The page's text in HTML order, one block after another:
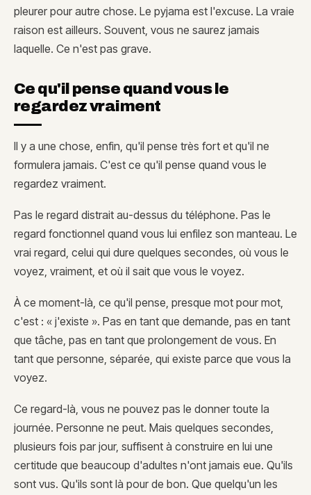
pleurer pour autre chose. Le pyjama est l'excuse. La vraie
raison est ailleurs. Souvent, vous ne saurez jamais
laquelle. Ce n'est pas grave.
Ce qu'il pense quand vous le
regardez vraiment
Il y a une chose, enfin, qu'il pense très fort et qu'il ne
formulera jamais. C'est ce qu'il pense quand vous le
regardez vraiment.
Pas le regard distrait au-dessus du téléphone. Pas le
regard fonctionnel quand vous lui enfilez son manteau. Le
vrai regard, celui qui dure quelques secondes, où vous le
voyez, vraiment, et où il sait que vous le voyez.
À ce moment-là, ce qu'il pense, presque mot pour mot,
c'est : « j'existe ». Pas en tant que demande, pas en tant
que tâche, pas en tant que prolongement de vous. En
tant que personne, séparée, qui existe parce que vous la
voyez.
Ce regard-là, vous ne pouvez pas le donner toute la
journée. Personne ne peut. Mais quelques secondes,
plusieurs fois par jour, suffisent à construire en lui une
certitude que beaucoup d'adultes n'ont jamais eue. Qu'ils
sont vus. Qu'ils sont là pour de bon. Que quelqu'un les